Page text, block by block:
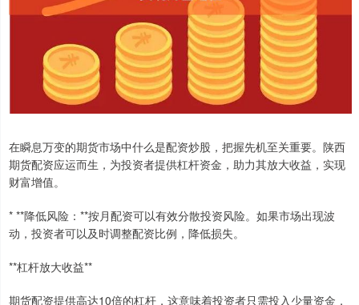
在瞬息万变的期货市场中什么是配资炒股，把握先机至关重要。陕西
期货配资应运而生，为投资者提供杠杆资金，助力其放大收益，实现
财富增值。
* **降低风险：**按月配资可以有效分散投资风险。如果市场出现波
动，投资者可以及时调整配资比例，降低损失。
**杠杆放大收益**
期货配资提供高达10倍的杠杆，这意味着投资者只需投入少量资金，